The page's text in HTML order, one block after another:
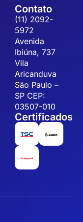
Contato
(11) 2092-
5972
Avenida
Ibiúna, 737
Vila
Aricanduva
São Paulo –
SP CEP:
03507-010
Certificados